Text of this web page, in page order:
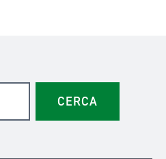
CERCA